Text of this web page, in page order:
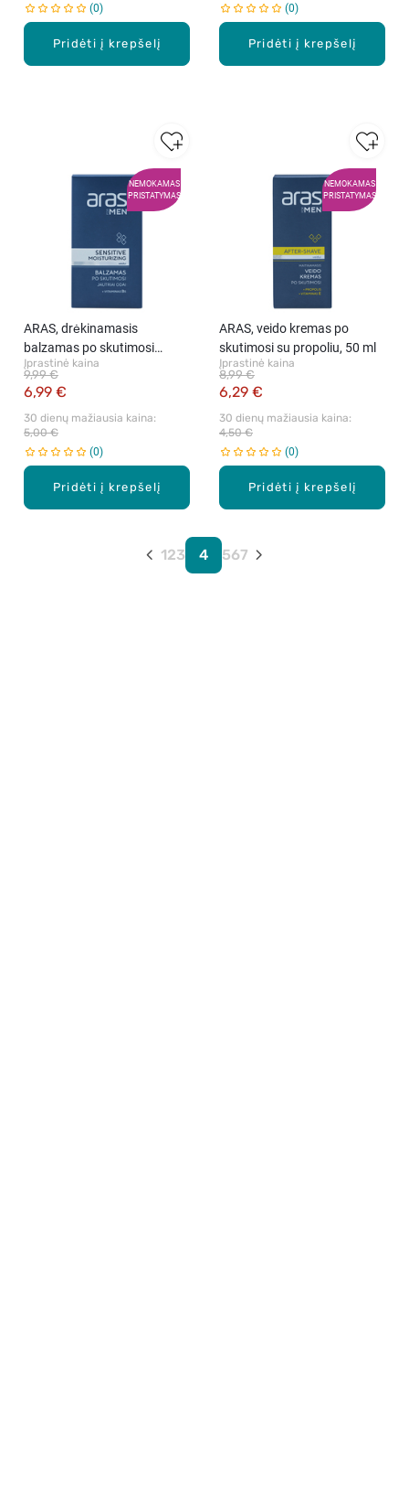
Pridėti į krepšelį
0
Pridėti į krepšelį
0
NEMOKAMAS
PRISTATYMAS
Pridėti į krepšelį
ARAS, drėkinamasis
balzamas po skutimosi
jautriai odai, 100 ml
Įprastinė kaina
6,99 €
9,99 €
30 dienų mažiausia kaina:
5,00 €
0
NEMOKAMAS
PRISTATYMAS
Pridėti į krepšelį
ARAS, veido kremas po
skutimosi su propoliu, 50 ml
Įprastinė kaina
6,29 €
8,99 €
30 dienų mažiausia kaina:
4,50 €
0
123 4 567